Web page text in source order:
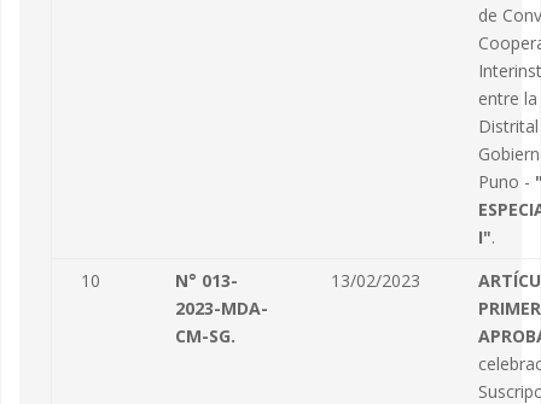
de
entre
Puno -
I".
10
N° 013-
2023-MDA-
CM-SG.
13/02/2023